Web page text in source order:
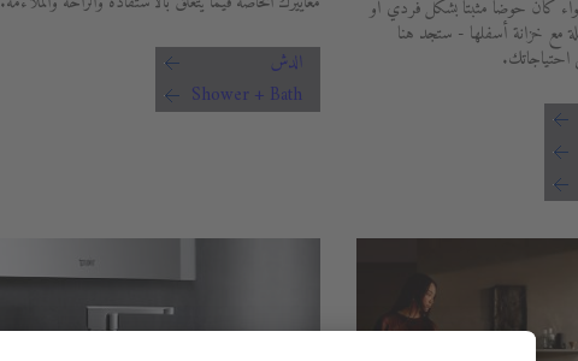
كان حوضًا مثبتًا بشكل فردي أو
مع خزانة أسفلها - ستجد هنا
احتياجاتك.
الدش
Shower + Bath